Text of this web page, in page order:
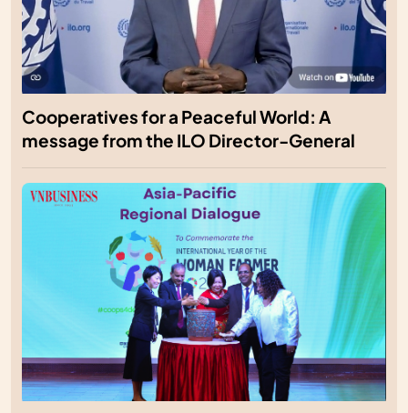
Cooperatives for a Peaceful World: A
message from the ILO Director-General